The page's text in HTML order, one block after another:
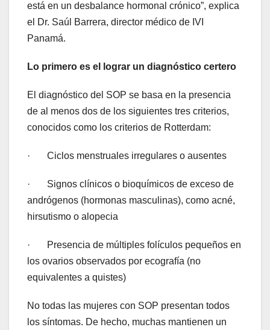
está en un desbalance hormonal crónico”, explica
el Dr. Saúl Barrera, director médico de IVI
Panamá.
Lo primero es el lograr un diagnóstico certero
El diagnóstico del SOP se basa en la presencia
de al menos dos de los siguientes tres criterios,
conocidos como los criterios de Rotterdam:
· Ciclos menstruales irregulares o ausentes
· Signos clínicos o bioquímicos de exceso de
andrógenos (hormonas masculinas), como acné,
hirsutismo o alopecia
· Presencia de múltiples folículos pequeños en
los ovarios observados por ecografía (no
equivalentes a quistes)
No todas las mujeres con SOP presentan todos
los síntomas. De hecho, muchas mantienen un